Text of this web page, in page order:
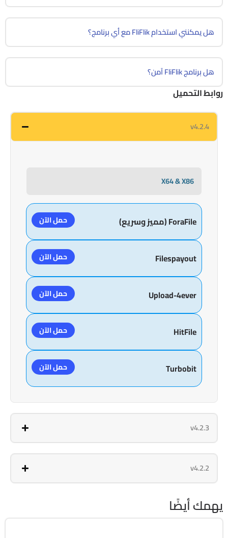
هل يمكنني استخدام FliFlik مع أي برنامج؟
هل برنامج FliFlik آمن؟
روابط التحميل
v4.2.4
X64 & X86
ForaFile (مميز وسريع) حمل الآن
Filespayout حمل الآن
Upload-4ever حمل الآن
HitFile حمل الآن
Turbobit حمل الآن
v4.2.3
v4.2.2
يهمك أيضًا